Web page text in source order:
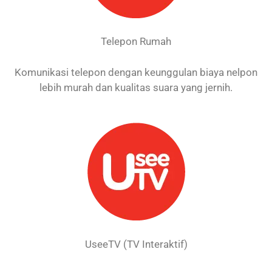
Telepon Rumah
Komunikasi telepon dengan keunggulan biaya nelpon
lebih murah dan kualitas suara yang jernih.
UseeTV (TV Interaktif)